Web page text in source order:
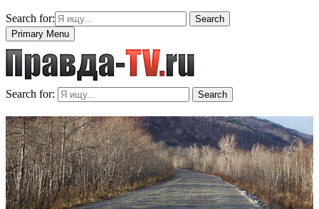
Search for:
Search
Primary Menu
Search for: Search